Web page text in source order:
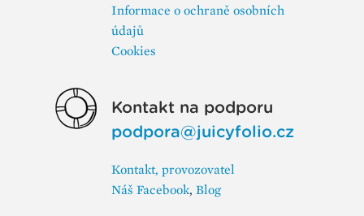
Informace o ochraně osobních
údajů
Cookies
Kontakt na podporu
podpora@juicyfolio.cz
Kontakt, provozovatel
Náš Facebook, Blog